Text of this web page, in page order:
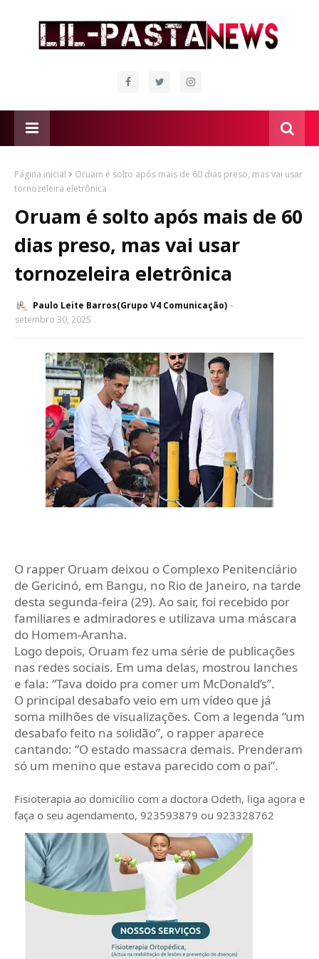
Página inicial
Oruam é solto após mais de 60 dias preso, mas vai usar
tornozeleira eletrônica
Oruam é solto após mais de 60
dias preso, mas vai usar
tornozeleira eletrônica
Paulo Leite Barros(Grupo V4 Comunicação)
setembro 30, 2025
O rapper Oruam deixou o Complexo Penitenciário
de Gericinó, em Bangu, no Rio de Janeiro, na tarde
desta segunda-feira (29). Ao sair, foi recebido por
familiares e admiradores e utilizava uma máscara
do Homem-Aranha.
Logo depois, Oruam fez uma série de publicações
nas redes sociais. Em uma delas, mostrou lanches
e fala: “Tava doido pra comer um McDonald’s”.
O principal desabafo veio em um vídeo que já
soma milhões de visualizações. Com a legenda “um
desabafo feito na solidão”, o rapper aparece
cantando: “O estado massacra demais. Prenderam
só um menino que estava parecido com o pai”.
Fisioterapia ao domicílio com a doctora Odeth, liga agora e
faça o seu agendamento, 923593879 ou 923328762